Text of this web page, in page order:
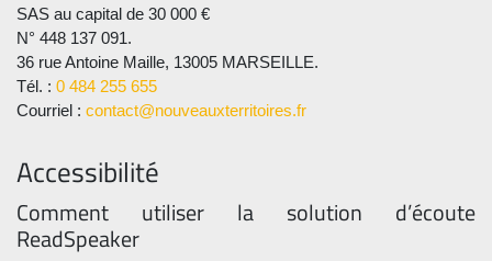
SAS au capital de 30 000 €
N° 448 137 091.
36 rue Antoine Maille, 13005 MARSEILLE.
Tél. : 0 484 255 655
Courriel : contact@nouveauxterritoires.fr
Accessibilité
Comment utiliser la solution d’écoute
ReadSpeaker